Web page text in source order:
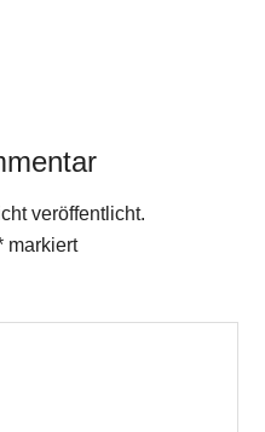
veröffentlicht.
markiert